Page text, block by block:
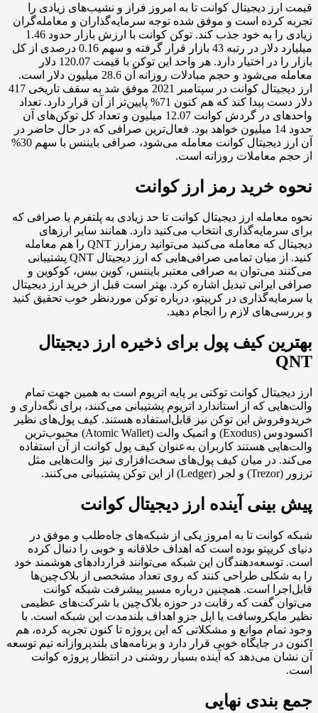
دیجیتال کوانت تا به امروز فراز و نشیب‌های زیادی را
است و موفق شده توجه سرمایه‌گذاران و معامله‌گران
زیادی را به خود جذب کند. توکن کوانت با ارزش بازار حدود 1.46
میلیارد دلار در رتبه 43 بازار قرار گرفته و سهم 0.16 درصدی از کل
بازار را در اختیار دارد. هر واحد این توکن با قیمت 120.07 دلار
معامله می‌شود و حجم مبادلات روزانه آن 28.6 میلیون دلار است.
ارز دیجیتال کوانت در سپتامبر 2021 موفق شد به سقف تاریخی 417
دلار دست پیدا کند که هم کنون 71% پایین‌تر از آن قرار دارد. تعداد
واحدهای در گردش کوانت 12.07 میلیون و تعداد کل توکن‌های آن
حدود 14 میلیون خواهد بود. فعال‌ترین صرافی که در حال حاضر در
آن ارز دیجیتال کوانت معامله می‌شود، صرافی بایننس با سهم 30%
روزانه است.
خرید رمز ارز کوانت
ارز دیجیتال کوانت تا حد زیادی به پلتفرم یا صرافی که
انتخاب می‌کنید دارد. همانند سایر ارزهای
دیجیتال که معامله می‌کنید می‌توانید رمزارز QNT را هم معامله
کنید. از میان تمامی صرافی‌هایی که ارز دیجیتال QNT پشتیبانی
می‌توان به صرافی معتبر بایننس، کوین بیس، کوکوین و
تبدیل اشاره کرد. بهتر است قبل از خرید ارز دیجیتال
در کریپتو، درباره توکن موردنظر خوب تحقیق کنید
لازم را انجام دهید.
کیف پول برای ذخیره ارز دیجیتال
کوانت توکنی بر پایه اتریوم است به همین جهت تمام
که از استاندارد اتریوم پشتیبانی می‌کنند، برای نگه‌داری و
این توکن نیز قابل‌استفاده هستند. کیف پول‌های نظیر
اکسودوس (Exodus) و اتمیک والت (Atomic Wallet) محبوب‌ترین
هستند کاربران به‌عنوان کیف پول کوانت از آن استفاده
در میان کیف پول‌های سخت‌افزاری نیز والت‌هایی مثل
آینده ارز دیجیتال کوانت
تا به امروز یکی از شبکه‌های جاه‌طلب و موفق در
بوده است که اهداف خلاقانه و خوبی را دنبال کرده
این شبکه می‌توانند قراردادهای هوشمند خود
طراحی کنند که روی تعداد مشخصی از بلاک‌چین‌ها
است. همچنین درباره مسیر پیشرفت شبکه کوانت
گفت که رقابت در حوزه بلاک‌چین با شرکت‌های عظیمی
یا اپل جزو اهداف بلندمدت این شبکه است. با
موانع و مشکلاتی که این پروژه تا کنون تجربه کرده، هم
جایگاه خوبی قرار دارد و برنامه‌های بلندپروازانه تیم توسعه
می‌دهد که آینده بسیار روشنی در انتظار پروژه کوانت
نهایی